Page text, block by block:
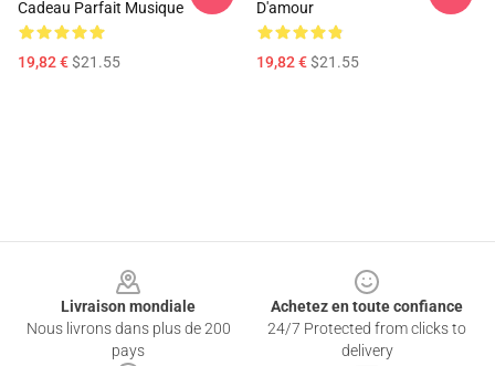
Cadeau Parfait Musique
19,82 €$21.55
D'amour
19,82 €$21.55
Livraison mondiale
Nous livrons dans plus de 200
pays
Achetez en toute confiance
24/7 Protected from clicks to
delivery